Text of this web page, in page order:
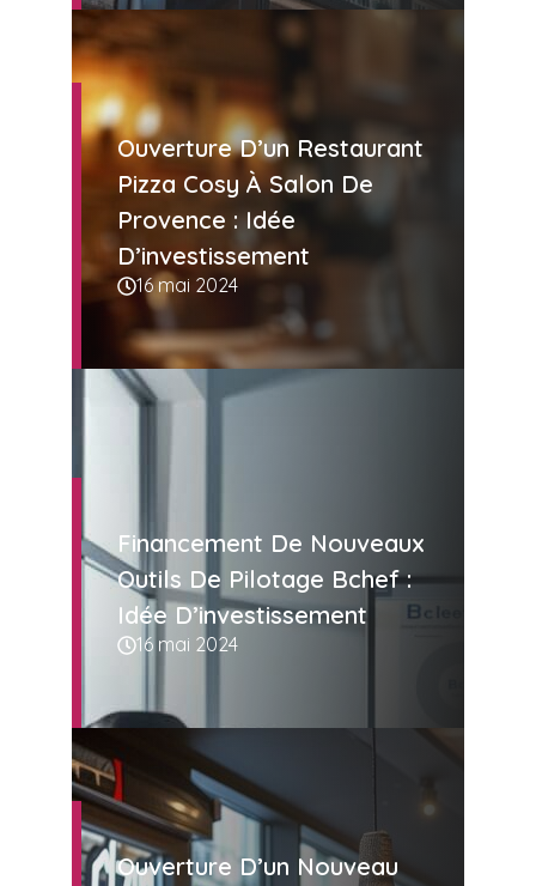
Ouverture D’un Restaurant
Pizza Cosy À Salon De
Provence : Idée
D’investissement
16 mai 2024
Financement De Nouveaux
Outils De Pilotage Bchef :
Idée D’investissement
16 mai 2024
Ouverture D’un Nouveau